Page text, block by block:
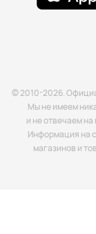
© 2010-2026.
Мы не имеем
и не отвечаем
Информация на
магазинов и